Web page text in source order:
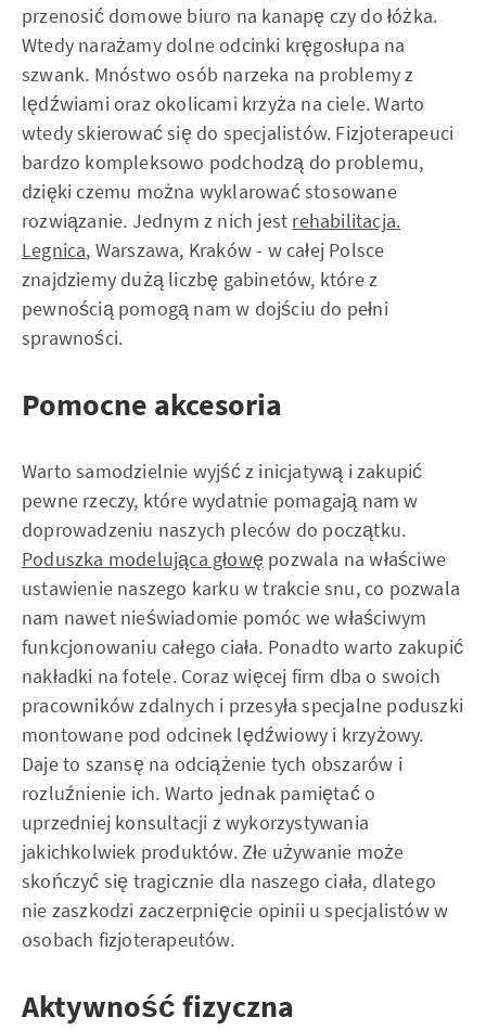
przenosić domowe biuro na kanapę czy do łóżka.
Wtedy narażamy dolne odcinki kręgosłupa na
szwank. Mnóstwo osób narzeka na problemy z
lędźwiami oraz okolicami krzyża na ciele. Warto
wtedy skierować się do specjalistów. Fizjoterapeuci
bardzo kompleksowo podchodzą do problemu,
dzięki czemu można wyklarować stosowane
rozwiązanie. Jednym z nich jest rehabilitacja.
Legnica, Warszawa, Kraków - w całej Polsce
znajdziemy dużą liczbę gabinetów, które z
pewnością pomogą nam w dojściu do pełni
sprawności.
Pomocne akcesoria
Warto samodzielnie wyjść z inicjatywą i zakupić
pewne rzeczy, które wydatnie pomagają nam w
doprowadzeniu naszych pleców do początku.
Poduszka modelująca głowę pozwala na właściwe
ustawienie naszego karku w trakcie snu, co pozwala
nam nawet nieświadomie pomóc we właściwym
funkcjonowaniu całego ciała. Ponadto warto zakupić
nakładki na fotele. Coraz więcej firm dba o swoich
pracowników zdalnych i przesyła specjalne poduszki
montowane pod odcinek lędźwiowy i krzyżowy.
Daje to szansę na odciążenie tych obszarów i
rozluźnienie ich. Warto jednak pamiętać o
uprzedniej konsultacji z wykorzystywania
jakichkolwiek produktów. Złe używanie może
skończyć się tragicznie dla naszego ciała, dlatego
nie zaszkodzi zaczerpnięcie opinii u specjalistów w
osobach fizjoterapeutów.
Aktywność fizyczna